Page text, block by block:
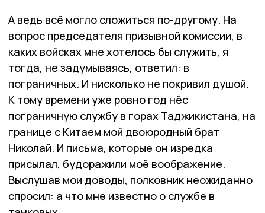
А ведь всё могло сложиться по-другому. На
вопрос председателя призывной комиссии, в
каких войсках мне хотелось бы служить, я
тогда, не задумываясь, ответил: в
пограничных. И нисколько не покривил душой.
К тому времени уже ровно год нёс
пограничную службу в горах Таджикистана, на
границе с Китаем мой двоюродный брат
Николай. И письма, которые он изредка
присылал, будоражили моё воображение.
Выслушав мои доводы, полковник неожиданно
спросил: а что мне известно о службе в